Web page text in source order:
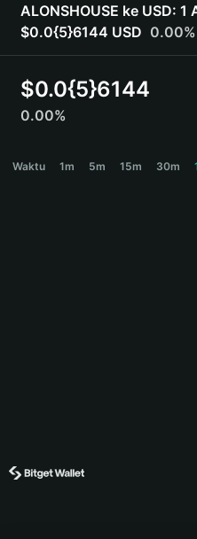
Bahasa Indonesia
ภาษาไทย
हिन्दी
Español
Português (Brasil)
ALONSHOUSE ke USD: 1
$0.0{5}6144 USD 0.00%
$0.0{5}6144
0.00%
Waktu 1m 5m 15m 30m